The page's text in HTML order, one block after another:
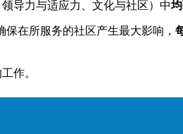
导力与适应力、文化与社区）中
在所服务的社区产生最大影响，
作。